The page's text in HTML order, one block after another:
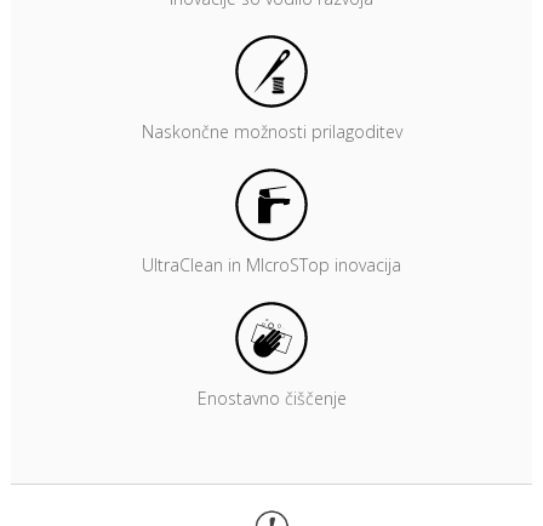
Naskončne možnosti prilagoditev
UltraClean in MIcroSTop inovacija
Enostavno čiščenje